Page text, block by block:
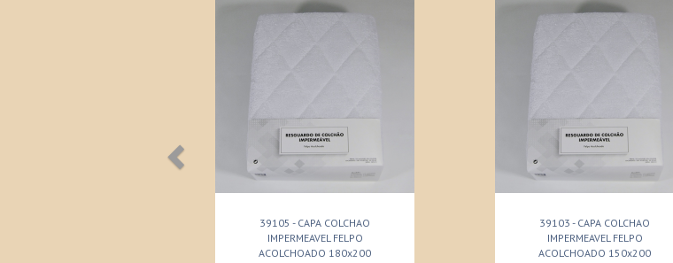
39105 - CAPA COLCHAO
IMPERMEAVEL FELPO
ACOLCHOADO 180x200
39103 - CAPA COLCHAO
IMPERMEAVEL FELPO
ACOLCHOADO 150x200